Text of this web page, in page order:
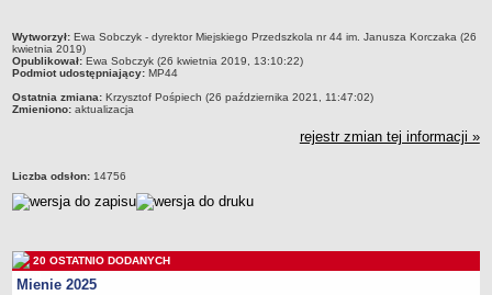
Przekształcone szkoły i placówki
Wielofunkcyjna Placówka
SPECJALNE OŚRODKI SZKOLNO-WYCHOWAWCZE
Specjalny Ośrodek nr 1
Dane podstawowe
Majątek
Godziny dyżurów
metryczka
Wytworzył: Ewa Sobczyk - dyrektor Miejskiego Przedszkola nr 44 im. Janusza Korczaka (26
kwietnia 2019)
Opublikował: Ewa Sobczyk (26 kwietnia 2019, 13:10:22)
Podmiot udostępniający: MP44
Ostatnia zmiana: Krzysztof Pośpiech (26 października 2021, 11:47:02)
Zmieniono: aktualizacja
rejestr zmian tej informacji »
Liczba odsłon: 14756
20 OSTATNIO DODANYCH
Mienie 2025